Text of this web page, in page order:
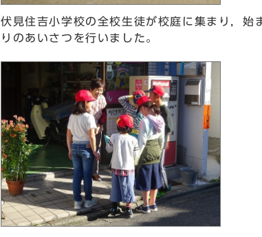
伏見住吉小学校の全校生徒が校庭に集まり，始
りのあいさつを行いました。